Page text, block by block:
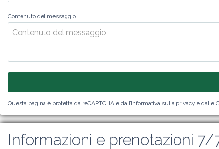
Contenuto del messaggio
Questa pagina è protetta da reCAPTCHA e dall’Informativa sulla privacy e dalle
Informazioni e prenotazioni 7/